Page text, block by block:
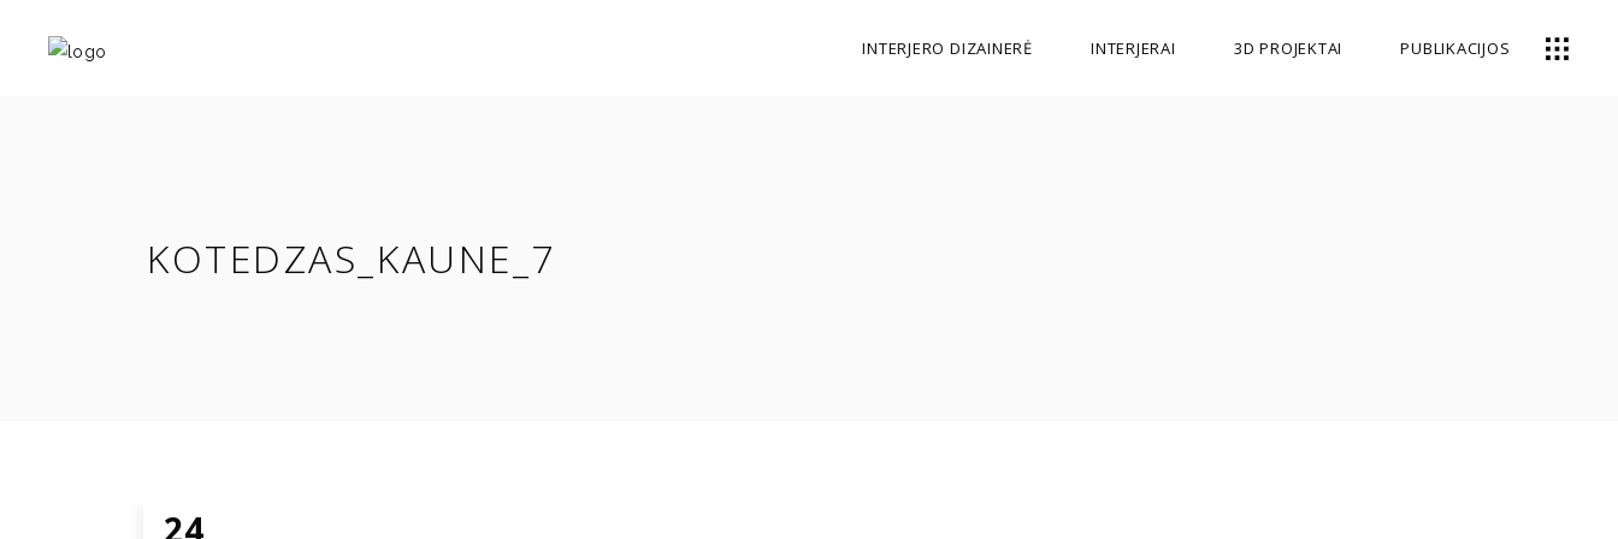
INTERJERO DIZAINERĖ INTERJERAI 3D PROJEKTAI PUBLIKACIJOS
KOTEDZAS_KAUNE_7
24